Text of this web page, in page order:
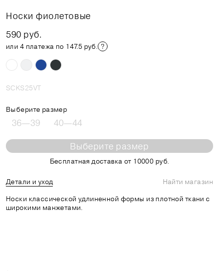
Носки фиолетовые
590 руб.
или 4 платежа по 147.5 руб.
SCKS25VT
Выберите размер
36—39 40—44
Выберите размер
Бесплатная доставка от 10000 руб.
Детали и уход
Найти магазин
Носки классической удлиненной формы из плотной ткани с
широкими манжетами.